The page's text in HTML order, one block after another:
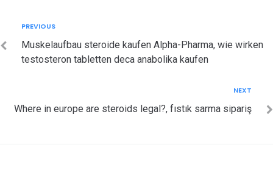
navigation
Previous
PREVIOUS
Muskelaufbau steroide kaufen Alpha-Pharma, wie wirken
testosteron tabletten deca anabolika kaufen
NEXT
Where in europe are steroids legal?, fıstık sarma sipariş